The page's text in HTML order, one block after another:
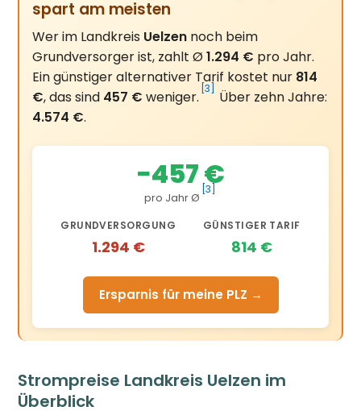
spart am meisten
Wer im Landkreis Uelzen noch beim
Grundversorger ist, zahlt Ø1.294 € pro Jahr.
Ein günstiger alternativer Tarif kostet nur 814
€, das sind 457 € weniger. [3]
Über zehn Jahre:
4.574 €.
−457 €
pro Jahr Ø
[3]
GRUNDVERSORGUNG
1.294 €
GÜNSTIGER TARIF
814 €
Ersparnis für meine PLZ →
Strompreise Landkreis Uelzen im
Überblick